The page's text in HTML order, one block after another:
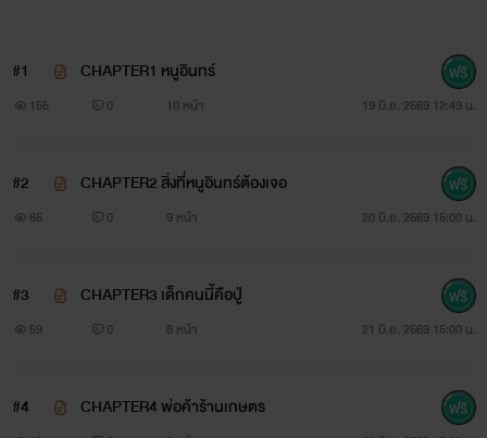
#1 CHAPTER1 หนูอินทร์
155 0 10 หน้า 19 มิ.ย. 2569 12:49 น.
#2 CHAPTER2 สิ่งที่หนูอินทร์ต้องเจอ
65 0 9 หน้า 20 มิ.ย. 2569 15:00 น.
#3 CHAPTER3 เด็กคนนี้คือปู่
59 0 8 หน้า 21 มิ.ย. 2569 15:00 น.
#4 CHAPTER4 พ่อค้าร้านเกษตร